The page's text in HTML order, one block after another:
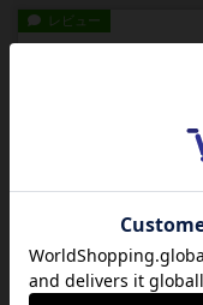
レビュー
レビュー